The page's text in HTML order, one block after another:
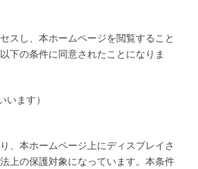
スし、本ホームページを閲覧すること
下の条件に同意されたことになりま
います）
、本ホームページ上にディスプレイさ
上の保護対象になっています。本条件